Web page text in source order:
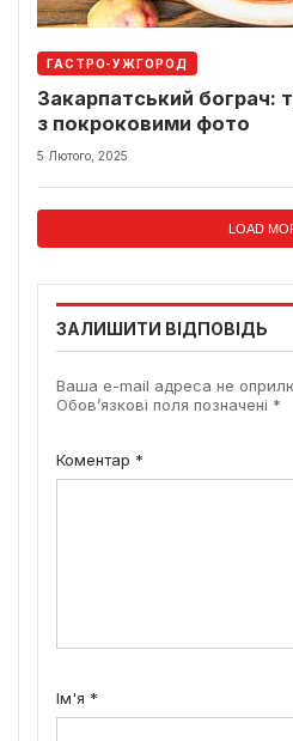
ГАСТРО-УЖГОРОД
Закарпатський бограч:
з покроковими фото
5 Лютого, 2025
LOAD
ЗАЛИШИТИ ВІДПОВІДЬ
Ваша e-mail адреса не
Обов’язкові поля позначені *
Коментар *
Ім'я *